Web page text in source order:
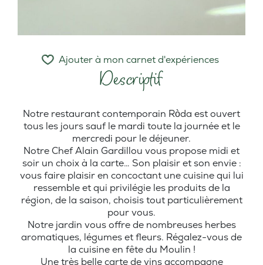
Descriptif
Ajouter à mon carnet d'expériences
Notre restaurant contemporain Ròda est ouvert
tous les jours sauf le mardi toute la journée et le
mercredi pour le déjeuner.
Notre Chef Alain Gardillou vous propose midi et
soir un choix à la carte… Son plaisir et son envie :
vous faire plaisir en concoctant une cuisine qui lui
ressemble et qui privilégie les produits de la
région, de la saison, choisis tout particulièrement
pour vous.
Notre jardin vous offre de nombreuses herbes
aromatiques, légumes et fleurs. Régalez-vous de
la cuisine en fête du Moulin !
Une très belle carte de vins accompagne